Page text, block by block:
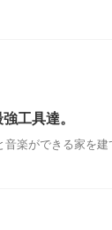
工具達。
楽ができる家を